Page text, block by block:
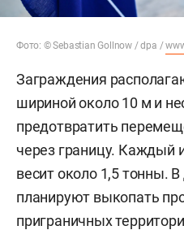
Фото: © Sebastian Gollnow / dpa /
Заграждения
шириной около 10 м и
предотвратить
через границу. Каждый
весит около 1,5 тонны.
планируют выкопать
приграничных